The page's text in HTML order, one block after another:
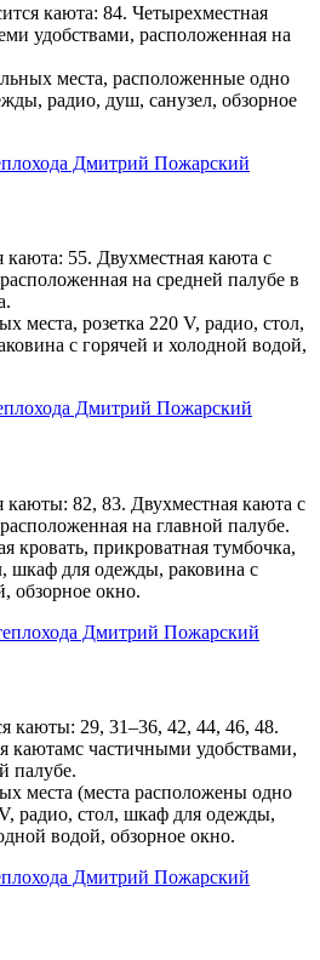
каюта: 84. Четырехместная
удобствами, расположенная на
места, расположенные одно
радио, душ, санузел, обзорное
каюта: 55. Двухместная каюта с
на средней палубе в
места, розетка 220 V, радио, стол,
с горячей и холодной водой,
каюты: 82, 83. Двухместная каюта с
на главной палубе.
кровать, прикроватная тумбочка,
шкаф для одежды, раковина с
обзорное окно.
каюты: 29, 31–36, 42, 44, 46, 48.
каютамс частичными удобствами,
палубе.
места (места расположены одно
радио, стол, шкаф для одежды,
водой, обзорное окно.